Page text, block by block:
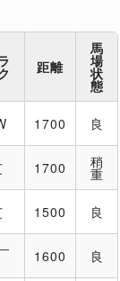
距離
馬
場
状
態
1700 良
1700 稍
重
1500 良
1600 良